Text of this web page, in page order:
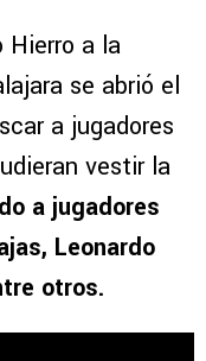
Hierro a la
se abrió el
a jugadores
vestir la
a jugadores
Leonardo
otros.